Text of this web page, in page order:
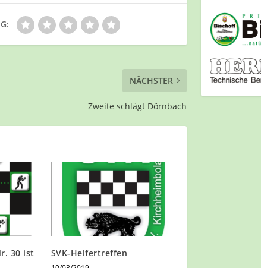
NÄCHSTER
Zweite schlägt Dörnbach
30 ist
SVK-Helfertreffen